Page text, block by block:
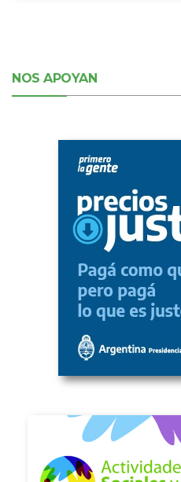
NOS APOYAN